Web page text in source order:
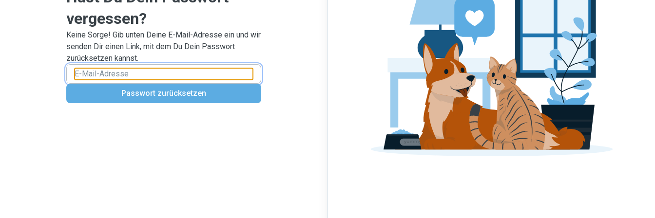
vergessen?
Keine Sorge! Gib unten Deine E-Mail-Adresse ein und wir
senden Dir einen Link, mit dem Du Dein Passwort
zurücksetzen kannst.
Passwort zurücksetzen